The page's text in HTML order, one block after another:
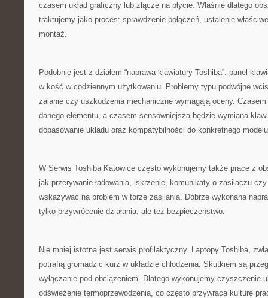
czasem układ graficzny lub złącze na płycie. Właśnie dlatego
traktujemy jako proces: sprawdzenie połączeń, ustalenie
montaż.
Podobnie jest z działem “naprawa klawiatury Toshiba”. panel
w kość w codziennym użytkowaniu. Problemy typu podwójne
zalanie czy uszkodzenia mechaniczne wymagają oceny.
danego elementu, a czasem sensowniejsza będzie wymiana
dopasowanie układu oraz kompatybilności do konkretnego
W Serwis Toshiba Katowice często wykonujemy także prace z
jak przerywanie ładowania, iskrzenie, komunikaty o zasilaczu
wskazywać na problem w torze zasilania. Dobrze wykonana
tylko przywrócenie działania, ale też bezpieczeństwo.
Nie mniej istotna jest serwis profilaktyczny. Laptopy Toshiba,
potrafią gromadzić kurz w układzie chłodzenia. Skutkiem są
wyłączanie pod obciążeniem. Dlatego wykonujemy czyszczenie
odświeżenie termoprzewodzenia, co często przywraca kulturę